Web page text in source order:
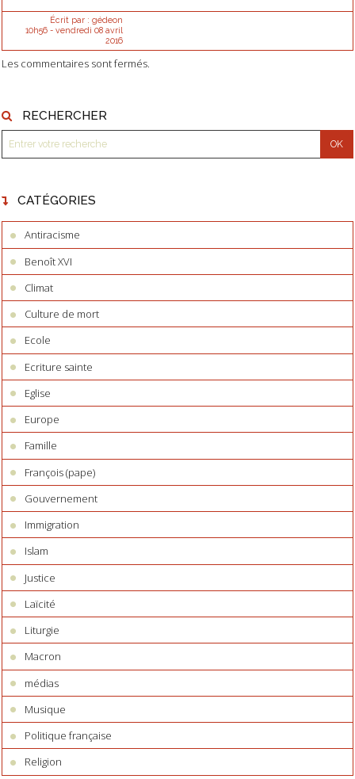
RECHERCHER
CATÉGORIES
Antiracisme
Benoît XVI
Climat
Culture de mort
Ecole
Ecriture sainte
Eglise
Europe
Famille
François (pape)
Gouvernement
Immigration
Islam
Justice
Laïcité
Liturgie
Macron
médias
Musique
Politique française
Religion
Écrit par : gédeon
10h56- vendredi 08 avril
2016
Les commentaires sont fermés.